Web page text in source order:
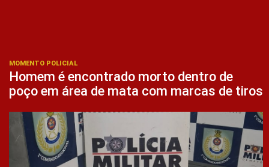
MOMENTO POLICIAL
Homem é encontrado morto dentro de
poço em área de mata com marcas de tiros